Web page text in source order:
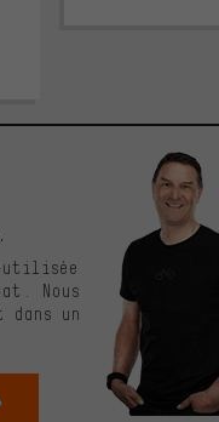
utilisée
Nous
un